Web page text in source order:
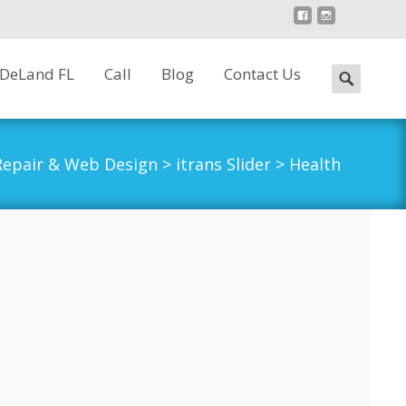
FL Call Blog Contact Us
Search
& Web Design > itrans Slider > Health